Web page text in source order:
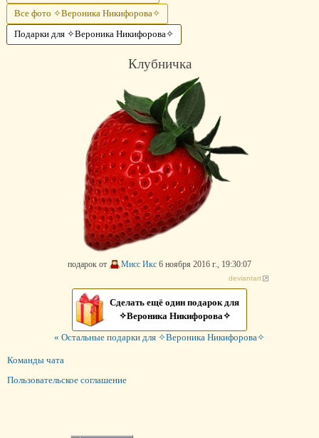
Все фото ✧Вероника Никифорова✧
Подарки для ✧Вероника Никифорова✧
Клубничка
подарок от Мисс Икс 6 ноября 2016 г., 19:30:07
deviantart
Сделать ещё один подарок для
✧Вероника Никифорова✧
« Остальные подарки для ✧Вероника Никифорова✧
Команды чата
Пользовательское соглашение